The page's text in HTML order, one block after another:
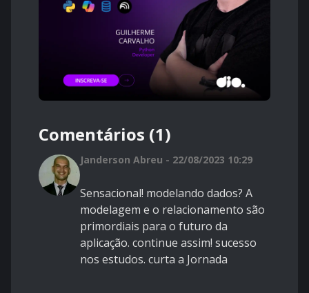
Comentários (1)
Janderson Abreu - 22/08/2023 10:29
Sensacional! modelando dados? A
modelagem e o relacionamento são
primordiais para o futuro da
aplicação. continue assim! sucesso
nos estudos. curta a Jornada